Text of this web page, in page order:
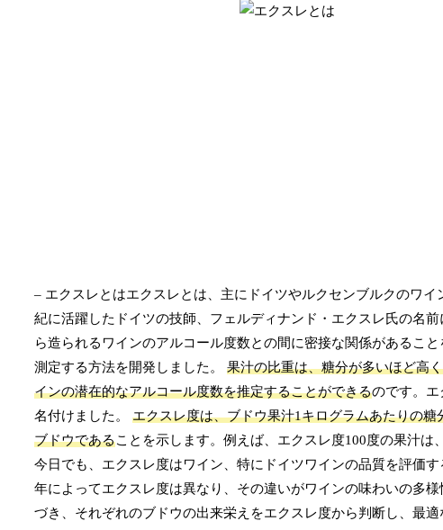
– エクスレとはエクスレとは、主にドイツやルクセンブルクのワ
紀に活躍したドイツの技師、フェルディナンド・エクスレ氏の名
ら造られるワインのアルコール度数との間に密接な関係があるこ
測定する方法を開発しました。 果汁の比重は、糖分が多いほど高
インの潜在的なアルコール度数を推定することができるのです。エ
名付けました。 エクスレ度は、ブドウ果汁1キログラムあたりの
ブドウであることを示します。例えば、エクスレ度100度の果汁は
今日でも、エクスレ度はワイン、特にドイツワインの品質を評価
年によってエクスレ度は異なり、その違いがワインの味わいの多
づき、それぞれのブドウの出来栄えをエクスレ度から判断し、最適